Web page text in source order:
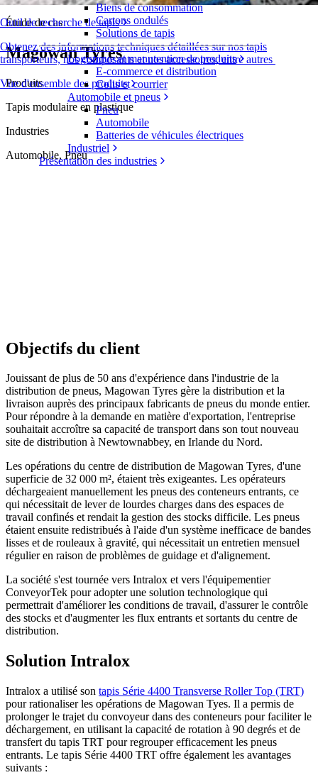
Outil de recherche de tapis
Obtenez des informations techniques détaillées sur nos tapis
transporteurs, nos composants et nos accessoires, entre autres
Vue d'ensemble des produits
Biens de consommation
Cartons ondulés
Solutions de tapis
Logistique et manutention de produits
E-commerce et distribution
Colis et courrier
Automobile et pneus
Pneu
Automobile
Batteries de véhicules électriques
Industriel
Présentation des industries
Étude de cas
Magowan Tyres
Produits
Tapis modulaire en plastique
Industries
Automobile, Pneu
Objectifs du client
Jouissant de plus de 50 ans d'expérience dans l'industrie de la
distribution de pneus, Magowan Tyres gère la distribution et la
livraison auprès des principaux fabricants de pneus du monde entier.
Pour répondre à la demande en matière d'exportation, l'entreprise
souhaitait accroître sa capacité de transport dans son tout nouveau
site de distribution à Newtownabbey, en Irlande du Nord.
Les opérations du centre de distribution de Magowan Tyres, d'une
superficie de 32 000 m², étaient très exigeantes. Les opérateurs
déchargeaient manuellement les pneus des conteneurs entrants, ce
qui nécessitait de lever de lourdes charges dans des espaces de
travail confinés et rendait la gestion des stocks difficile. Les pneus
étaient ensuite redistribués à l'aide d'un système inefficace de bandes
lisses et de rouleaux à gravité, qui nécessitait un entretien mensuel
régulier en raison de problèmes de guidage et d'alignement.
La société s'est tournée vers Intralox et vers l'équipementier
ConveyorTek pour adopter une solution technologique qui
permettrait d'améliorer les conditions de travail, d'assurer le contrôle
des stocks et d'augmenter les flux entrants et sortants du centre de
distribution.
Solution Intralox
Intralox a utilisé son tapis Série 4400 Transverse Roller Top (TRT)
pour rationaliser les opérations de Magowan Tyes. Il a permis de
prolonger le trajet du convoyeur dans des conteneurs pour faciliter le
déchargement, en utilisant la capacité de rotation à 90 degrés et de
transfert du tapis TRT pour regrouper efficacement les pneus
entrants. Le tapis Série 4400 TRT offre également les avantages
suivants :